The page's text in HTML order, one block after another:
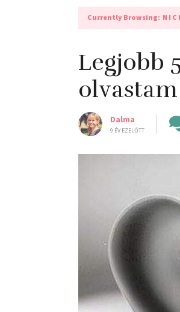
Currently Browsing:
Legjobb
olvastam
Dalma
9 ÉV EZELŐTT